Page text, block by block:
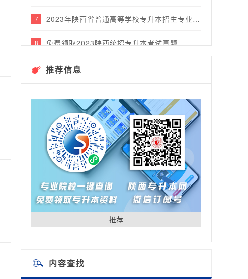
7 2023年陕西省普通高等学校专升本招生专业目录
8 免费领取2023陕西统招专升本考试真题
推荐信息
推荐
内容查找